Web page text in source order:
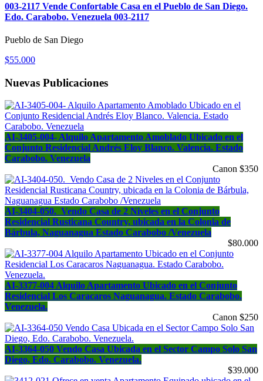
003-2117 Vende Confortable Casa en el Pueblo de San Diego.
Edo. Carabobo. Venezuela 003-2117
Pueblo de San Diego
$55.000
Nuevas Publicaciones
AI-3405-004- Alquilo Apartamento Amoblado Ubicado en el
Conjunto Residencial Andrés Eloy Blanco. Valencia. Estado
Carabobo. Venezuela
Canon $350
AI-3404-050. Vendo Casa de 2 Niveles en el Conjunto
Residencial Rusticana Country, ubicada en la Colonia de
Bárbula, Naguanagua Estado Carabobo /Venezuela
$80.000
AI-3377-004 Alquilo Apartamento Ubicado en el Conjunto
Residencial Los Caracaros Naguanagua. Estado Carabobo.
Venezuela.
Canon $250
AI-3364-050 Vendo Casa Ubicada en el Sector Campo Solo San
Diego, Edo. Carabobo. Venezuela.
$39.000